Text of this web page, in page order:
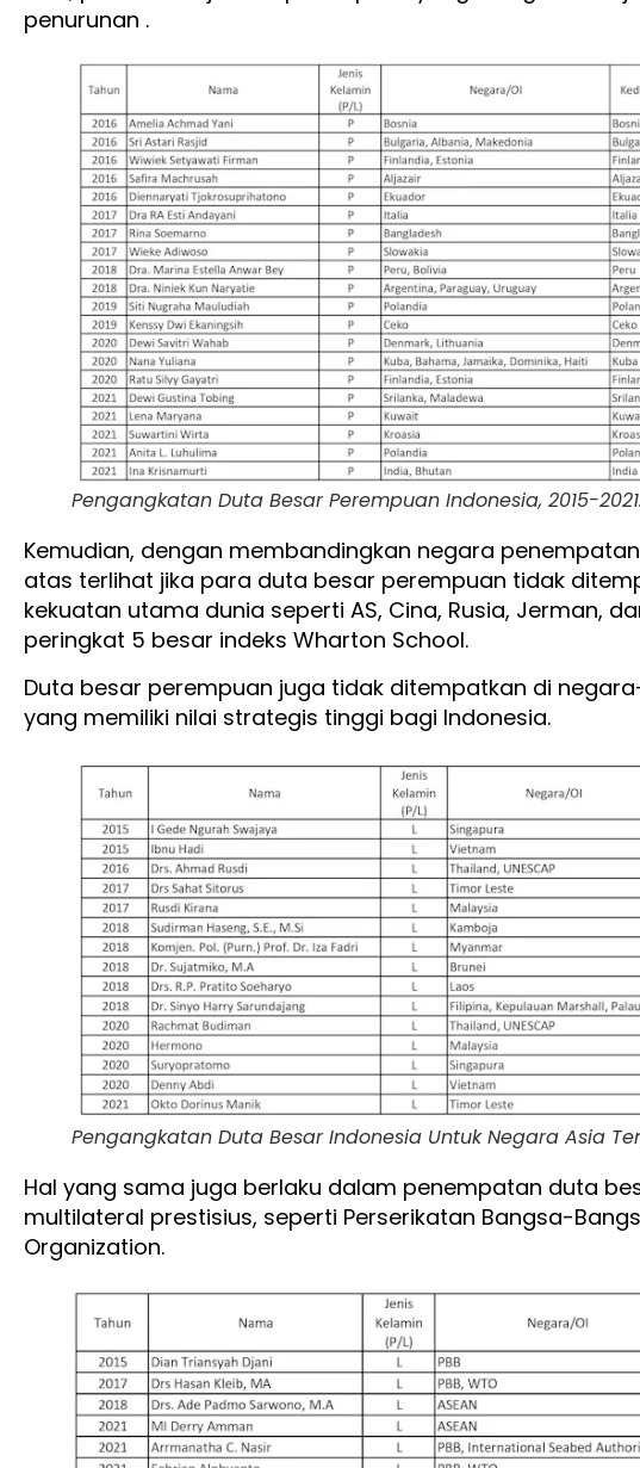
penurunan .
Pengangkatan Duta Besar Perempuan Indonesia, 2015-
Kemudian, dengan membandingkan negara
atas terlihat jika para duta besar perempuan tidak
kekuatan utama dunia seperti AS, Cina, Rusia, Jerman,
peringkat 5 besar indeks Wharton School.
Duta besar perempuan juga tidak ditempatkan di
yang memiliki nilai strategis tinggi bagi Indonesia.
Pengangkatan Duta Besar Indonesia Untuk Negara Asia
Hal yang sama juga berlaku dalam penempatan duta
multilateral prestisius, seperti Perserikatan Bangsa-
Organization.